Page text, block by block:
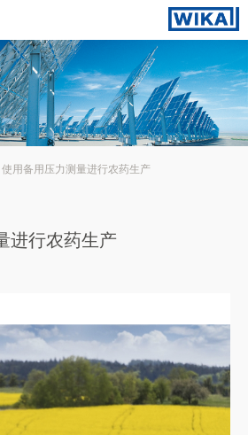
使用备用压力测量进行农药生产
进行农药生产